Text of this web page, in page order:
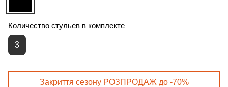
Количество стульев в комплекте
3
Закриття сезону РОЗПРОДАЖ до -70%